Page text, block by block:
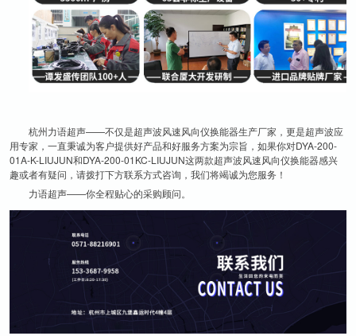
杭州力语超声——不仅是超声波风速风向仪换能器生产厂家，更是超声波应
用专家，一直秉诚为客户提供好产品和好服务方案为宗旨，如果你对DYA-200-
01A-K-LIUJUN和DYA-200-01KC-LIUJUN这两款超声波风速风向仪换能器感兴
趣或者有疑问，请拨打下方联系方式咨询，我们将竭诚为您服务！
力语超声——你全程贴心的采购顾问。